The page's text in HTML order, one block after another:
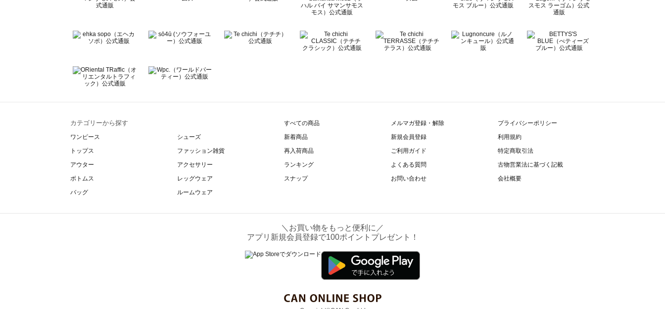
Wpc.（ワールドパーティー）のレッグウェア一覧
カテゴリーから探す
ワンピース
トップス
アウター
ボトムス
バッグ
シューズ
ファッション雑貨
アクセサリー
レッグウェア
ルームウェア
すべての商品
新着商品
再入荷商品
ランキング
スナップ
メルマガ登録・解除
新規会員登録
ご利用ガイド
よくある質問
お問い合わせ
プライバシーポリシー
利用規約
特定商取引法
古物営業法に基づく記載
会社概要
＼お買い物をもっと便利に／
アプリ新規会員登録で100ポイントプレゼント！